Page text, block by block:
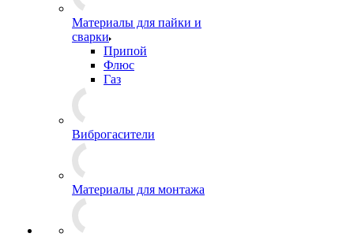
Материалы для пайки и
сварки
Припой
Флюс
Газ
Виброгасители
Материалы для монтажа